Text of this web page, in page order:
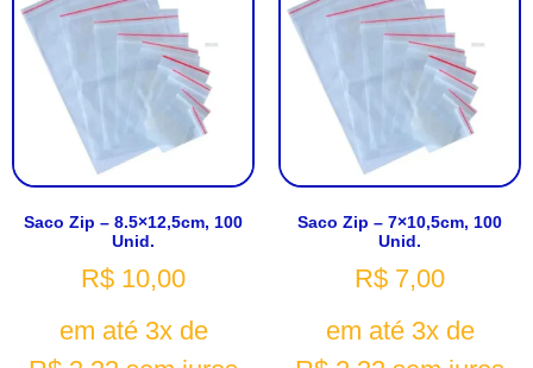
Saco Zip – 8.5×12,5cm, 100
Unid.
R$ 10,00
em até 3x de
Saco Zip – 7×10,5cm, 100
Unid.
R$ 7,00
em até 3x de